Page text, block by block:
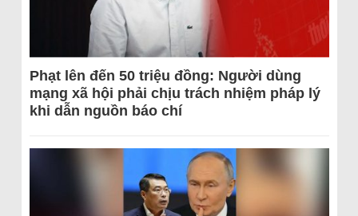
Phạt lên đến 50 triệu đồng: Người dùng
mạng xã hội phải chịu trách nhiệm pháp lý
khi dẫn nguồn báo chí